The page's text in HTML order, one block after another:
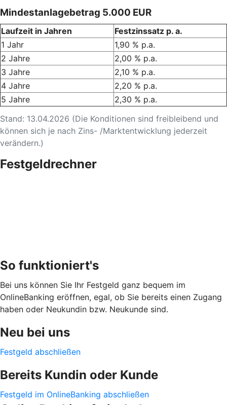
Mindestanlagebetrag 5.000 EUR
Stand: 13.04.2026 (Die Konditionen sind freibleibend und
können sich je nach Zins- /Marktentwicklung jederzeit
verändern.)
Laufzeit in Jahren
Festzinssatz p. a.
1 Jahr
1,90 % p.a.
2 Jahre
2,00 % p.a.
3 Jahre
2,10 % p.a.
4 Jahre
2,20 % p.a.
5 Jahre
2,30 % p.a.
Festgeldrechner
So funktioniert's
Bei uns können Sie Ihr Festgeld ganz bequem im
OnlineBanking eröffnen, egal, ob Sie bereits einen Zugang
haben oder Neukundin bzw. Neukunde sind.
Neu bei uns
Festgeld abschließen
Bereits Kundin oder Kunde
Festgeld im OnlineBanking abschließen